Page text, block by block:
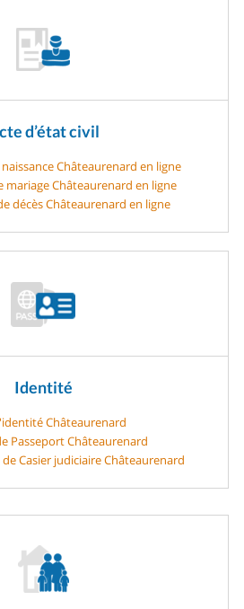
d’état civil
Châteaurenard en ligne
mariage Châteaurenard en ligne
décès Châteaurenard en ligne
Identité
Châteaurenard
Passeport Châteaurenard
Casier judiciaire Châteaurenard